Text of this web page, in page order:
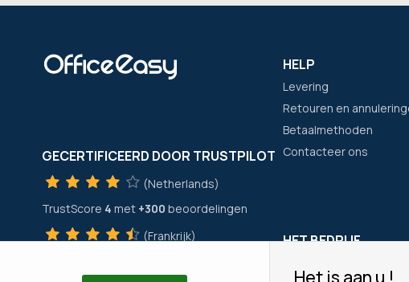
Het is aan u !
GECERTIFICEERD DOOR TRUSTPILOT
(Netherlands)
TrustScore 4 met +300 beoordelingen
(Frankrijk)
HELP
Levering
Retouren en
Betaalmethoden
Contacteer ons
HET BEDRIJF